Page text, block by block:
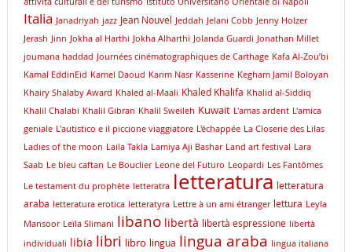
Italia Janadriyah jazz Jean Nouvel Jeddah Jelani Cobb Jenny Holzer
Jerash Jinn Jokha al Harthi Jokha Alharthi Jolanda Guardi Jonathan Millet
joumana haddad Journées cinématographiques de Carthage Kafa Al-Zou’bi
Kamal EddinEid Kamel Daoud Karim Nasr Kasserine Kegham Jamil Boloyan
Khairy Shalaby Award Khaled al-Maali Khaled Khalifa Khalid al-Siddiq
Khalil Chalabi Khalil Gibran Khalil Sweileh Kuwait L'amas ardent L'amica
geniale L'autistico e il piccione viaggiatore L'échappée La Closerie des Lilas
Ladies of the moon Laila Takla Lamiya Aji Bashar Land art festival Lara
Saab Le bleu caftan Le Bouclier Leone del Futuro Leopardi Les Fantômes
Le testament du prophète letteratra letteratura letteratura
araba letteratura erotica letteratyra Lettre à un ami étranger lettura Leyla
Mansoor Leïla Slimani libano libertà libertà espressione libertà
individuali libia libri libro lingua lingua araba lingua italiana